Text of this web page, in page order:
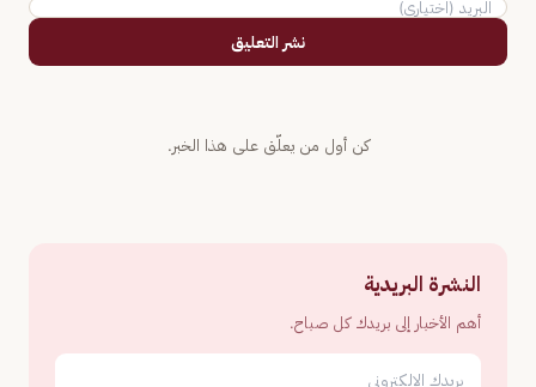
نشر التعليق
كن أول من يعلّق على هذا الخبر.
النشرة البريدية
أهم الأخبار إلى بريدك كل صباح.